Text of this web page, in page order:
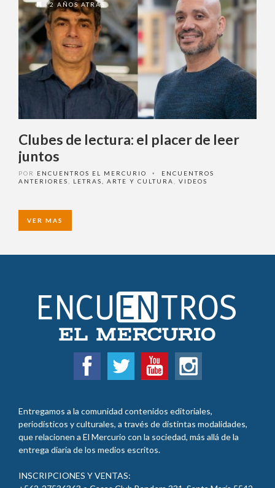
2 AÑOS ATRAS
Clubes de lectura: el placer de leer
juntos
POR ENCUENTROS EL MERCURIO •
ENCUENTROS
ANTERIORES
LETRAS, ARTE Y CULTURA VIDEOS
VER MAS
Entregamos a la comunidad contenidos editoriales,
periodísticos y culturales, a través de distintas modalidades,
que relacionen a El Mercurio con la sociedad, más allá de la
entrega diaria de los medios escritos.
INSCRIPCIONES Y VENTAS: